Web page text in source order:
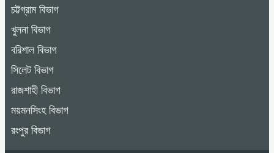
চট্টগ্রাম বিভাগ
খুলনা বিভাগ
বরিশাল বিভাগ
সিলেট বিভাগ
রাজশাহী বিভাগ
ময়মনসিংহ বিভাগ
রংপুর বিভাগ